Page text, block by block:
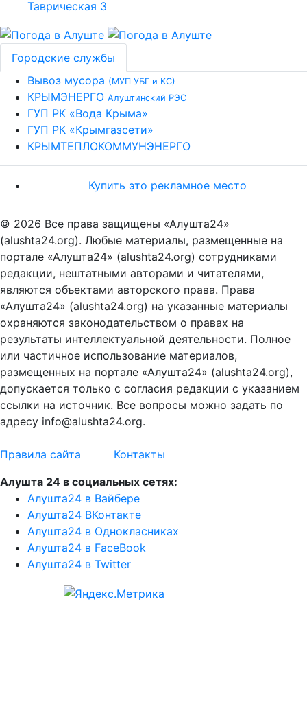
Городские службы
Вывоз мусора (МУП УБГ и КС)
КРЫМЭНЕРГО Алуштинский РЭС
ГУП РК «Вода Крыма»
ГУП РК «Крымгазсети»
КРЫМТЕПЛОКОММУНЭНЕРГО
Купить это рекламное место
© 2026 Все права защищены «Алушта24»
(alushta24.org). Любые материалы, размещенные на
портале «Алушта24» (alushta24.org) сотрудниками
редакции, нештатными авторами и читателями,
являются объектами авторского права. Права
«Алушта24» (alushta24.org) на указанные материалы
охраняются законодательством о правах на
результаты интеллектуальной деятельности. Полное
или частичное использование материалов,
размещенных на портале «Алушта24» (alushta24.org),
допускается только с согласия редакции с указанием
ссылки на источник. Все вопросы можно задать по
адресу info@alushta24.org.
Правила сайта
Контакты
Алушта 24 в социальных сетях:
Алушта24 в Вайбере
Алушта24 ВКонтакте
Алушта24 в Однокласниках
Алушта24 в FaceBook
Алушта24 в Twitter